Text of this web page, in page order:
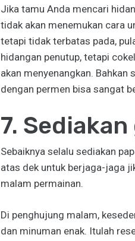
Jika tamu Anda mencari
tidak akan menemukan cara
tetapi tidak terbatas pada,
hidangan penutup, tetapi
akan menyenangkan.
dengan permen bisa sangat
7.
Sebaiknya selalu sediakan
atas dek untuk berjaga-jaga
malam permainan.
Di penghujung malam,
dan minuman enak. Itulah